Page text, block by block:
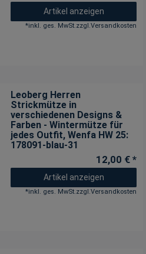
Artikel anzeigen
*inkl. ges. MwSt.zzgl.Versandkosten
Leoberg Herren
Strickmütze in
verschiedenen Designs &
Farben - Wintermütze für
jedes Outfit, Wenfa HW 25:
178091-blau-31
12,00 € *
Artikel anzeigen
*inkl. ges. MwSt.zzgl.Versandkosten